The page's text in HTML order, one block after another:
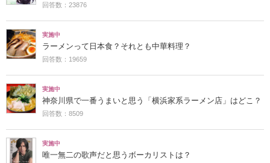
回答数：23876
実施中
ラーメンって日本食？それとも中華料理？
回答数：19659
実施中
神奈川県で一番うまいと思う「横浜家系ラーメン店」はどこ？
回答数：8509
実施中
唯一無二の歌声だと思うボーカリストは？